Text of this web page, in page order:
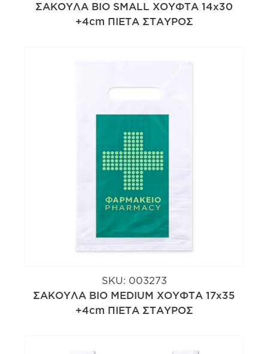
ΣΑΚΟΥΛΑ ΒΙΟ SMALL ΧΟΥΦΤΑ 14x30
+4cm ΠΙΕΤΑ ΣΤΑΥΡΟΣ
SKU: 003273
ΣΑΚΟΥΛΑ ΒΙΟ MEDIUM ΧΟΥΦΤΑ 17x35
+4cm ΠΙΕΤΑ ΣΤΑΥΡΟΣ